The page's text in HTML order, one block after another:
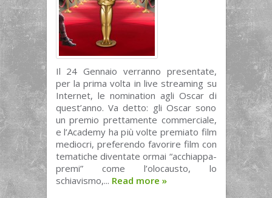
Il 24 Gennaio verranno presentate,
per la prima volta in live streaming su
Internet, le nomination agli Oscar di
quest’anno. Va detto: gli Oscar sono
un premio prettamente commerciale,
e l’Academy ha più volte premiato film
mediocri, preferendo favorire film con
tematiche diventate ormai “acchiappa-
premi” come l’olocausto, lo
schiavismo,... Read more »